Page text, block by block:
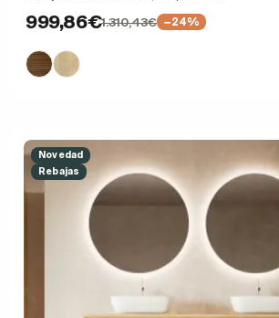
999,86€1.310,43€ −24%
Novedad
Rebajas